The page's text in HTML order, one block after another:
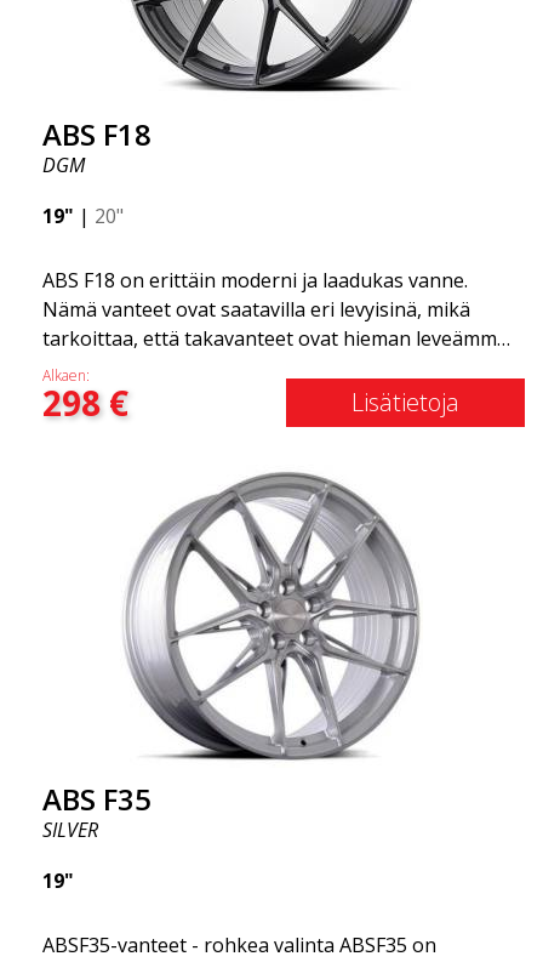
Olemme ylpeitä voidessamme tarjota ne
valikoimassamme!
ABS F18
DGM
19" | 20"
ABS F18 on erittäin moderni ja laadukas vanne.
Nämä vanteet ovat saatavilla eri levyisinä, mikä
tarkoittaa, että takavanteet ovat hieman leveämmät
kuin etuvanteet. Tämä antaa autolle kovan ilmeen,
joka usein yhdistetään kilpa-ajoon. (Ne ovat myös
saatavilla neliömäisenä kokoonpanona.) Toisin
urheilullisemman ulkonäön. Samalla haluamme
korostaa, että nämä vanteet tarjoavat
uskomattoman hyvän suorituskyvyn suhteessa
niiden hintaan. Edistynyt Flow Forming -
tuotantotekniikka tekee vanteista sekä vahvempia
että kevyempiä kuin tavalliset alumiinivanteet.
Tämän huomaat ajaessasi ABS F18 -vanteilla.
Olemme ylpeitä voidessamme tarjota ne
valikoimassamme!
Alkaen:
298€ Lisätietoja
ABS F35
SILVER
19"
ABSF35-vanteet - rohkea valinta ABSF35 on